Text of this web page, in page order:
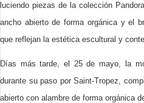
luciendo piezas de la colección
ancho abierto de forma orgánica y el
que reflejan la estética escultural y
Días más tarde, el 25 de mayo, la
durante su paso por Saint-Tropez,
abierto con alambre de forma orgánica